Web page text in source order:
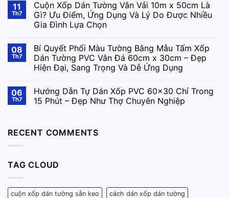
11
Th7
Cuộn Xốp Dán Tường Vân Vải 10m x 50cm Là
Gì? Ưu Điểm, Ứng Dụng Và Lý Do Được Nhiều
Gia Đình Lựa Chọn
08
Th7
Bí Quyết Phối Màu Tường Bằng Mẫu Tấm Xốp
Dán Tường PVC Vân Đá 60cm x 30cm – Đẹp
Hiện Đại, Sang Trọng Và Dễ Ứng Dụng
06
Th7
Hướng Dẫn Tự Dán Xốp PVC 60×30 Chỉ Trong
15 Phút – Đẹp Như Thợ Chuyên Nghiệp
RECENT COMMENTS
TAG CLOUD
cuộn xốp dán tường sẵn keo cách dán xốp dán tường